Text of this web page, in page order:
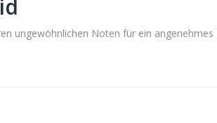
ungewöhnlichen Noten für ein